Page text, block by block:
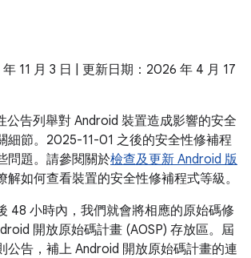
11 月 3 日 | 更新日期：2026 年 4 月 17
公告列舉對 Android 裝置造成影響的安全
細節。2025-11-01 之後的安全性修補程
問題。請參閱關於檢查及更新 Android 版
解如何查看裝置的安全性修補程式等級。
48 小時內，我們就會將相應的原始碼修
開放原始碼計畫 (AOSP) 存放區。屆
公告，補上 Android 開放原始碼計畫的連